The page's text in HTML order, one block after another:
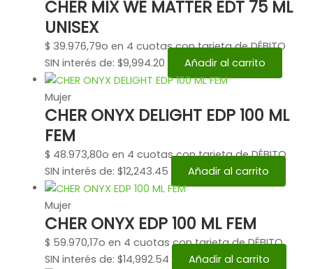
CHER MIX WE MATTER EDT 75 ML
UNISEX
$ 39.976,79o en 4 cuotas con tarjeta de DÉBITO
SIN interés de: $9,994.20
Añadir al carrito
Mujer
CHER ONYX DELIGHT EDP 100 ML
FEM
$ 48.973,80o en 4 cuotas con tarjeta de DÉBITO
SIN interés de: $12,243.45
Añadir al carrito
Mujer
CHER ONYX EDP 100 ML FEM
$ 59.970,17o en 4 cuotas con tarjeta de DÉBITO
SIN interés de: $14,992.54
Añadir al carrito